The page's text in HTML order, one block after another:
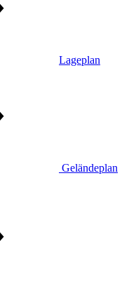
Lageplan
Geländeplan